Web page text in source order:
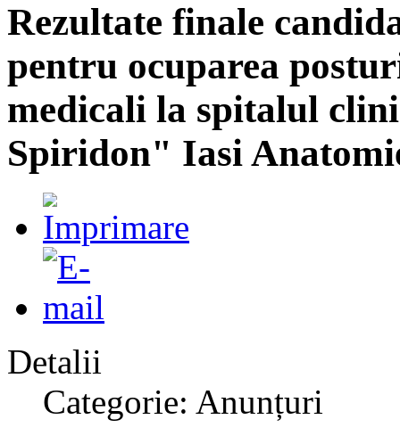
Rezultate finale
pentru ocuparea
medicali la spitalul
Spiridon" Iasi
Detalii
Categorie: Anunțuri